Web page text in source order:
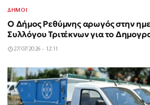
ΔΗΜΟΙ
Ο Δήμος Ρεθύμνης αρωγός στην
Συλλόγου Τριτέκνων για το
27/07/2026 - 12:11